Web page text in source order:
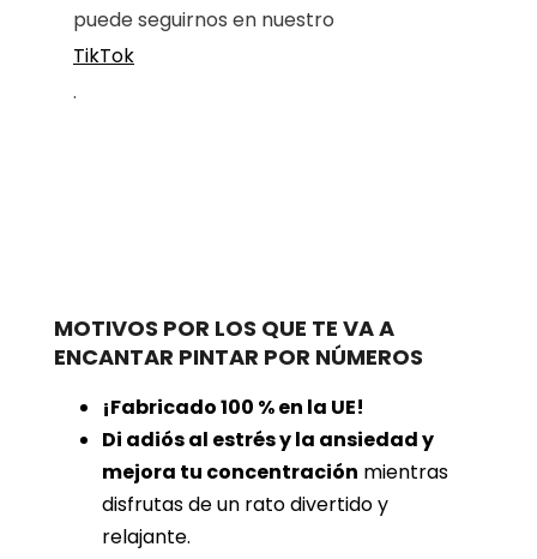
puede seguirnos en nuestro
TikTok
.
MOTIVOS POR LOS QUE TE VA A
ENCANTAR PINTAR POR NÚMEROS
¡Fabricado 100 % en la UE!
Di adiós al estrés y la ansiedad y
mejora tu concentración mientras
disfrutas de un rato divertido y
relajante.